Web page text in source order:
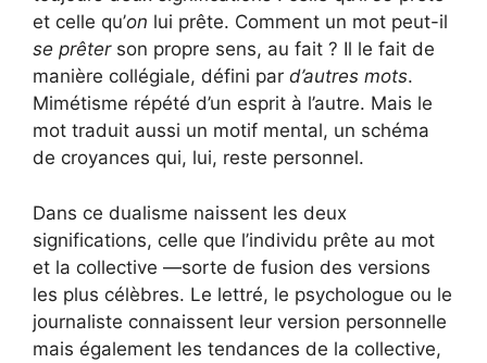
et celle qu’on lui prête. Comment un mot peut-il
se prêterson propre sens, au fait ? Il le fait de
manière collégiale, défini par d’autres mots.
Mimétisme répété d’un esprit à l’autre. Mais le
mot traduit aussi un motif mental, un schéma
de croyances qui, lui, reste personnel.
Dans ce dualisme naissent les deux
significations, celle que l’individu prête au mot
et la collective —sorte de fusion des versions
les plus célèbres. Le lettré, le psychologue ou le
journaliste connaissent leur version personnelle
mais également les tendances de la collective,